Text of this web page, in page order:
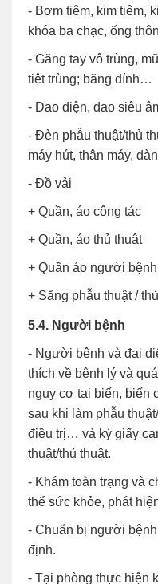
- Bơm tiêm, kim tiêm,
khóa ba chạc, ống
- Găng tay vô trùng,
tiệt trùng; băng dính…
- Dao điện, dao siêu
- Đèn phẫu thuật/thủ
máy hút, thân máy,
- Đồ vải
+ Quần, áo công tác
+ Quần, áo thủ thuật
+ Quần áo người bệnh
+ Săng phẫu thuật /
5.4. Người bệnh
- Người bệnh và đại
thích về bệnh lý và
nguy cơ tai biến, biến
sau khi làm phẫu
điều trị… và ký giấy
thuật/thủ thuật.
- Khám toàn trạng và
thể sức khỏe, phát
- Chuẩn bị người
định.
- Tại phòng thực hiện